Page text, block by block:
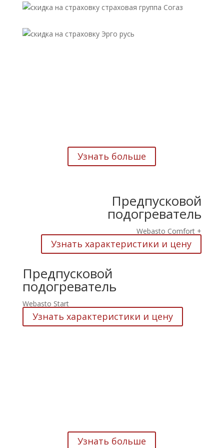
Узнать больше
Предпусковой
подогреватель
Webasto Comfort +
Узнать характеристики и цену
Предпусковой
подогреватель
Webasto Start
Узнать характеристики и цену
Узнать больше